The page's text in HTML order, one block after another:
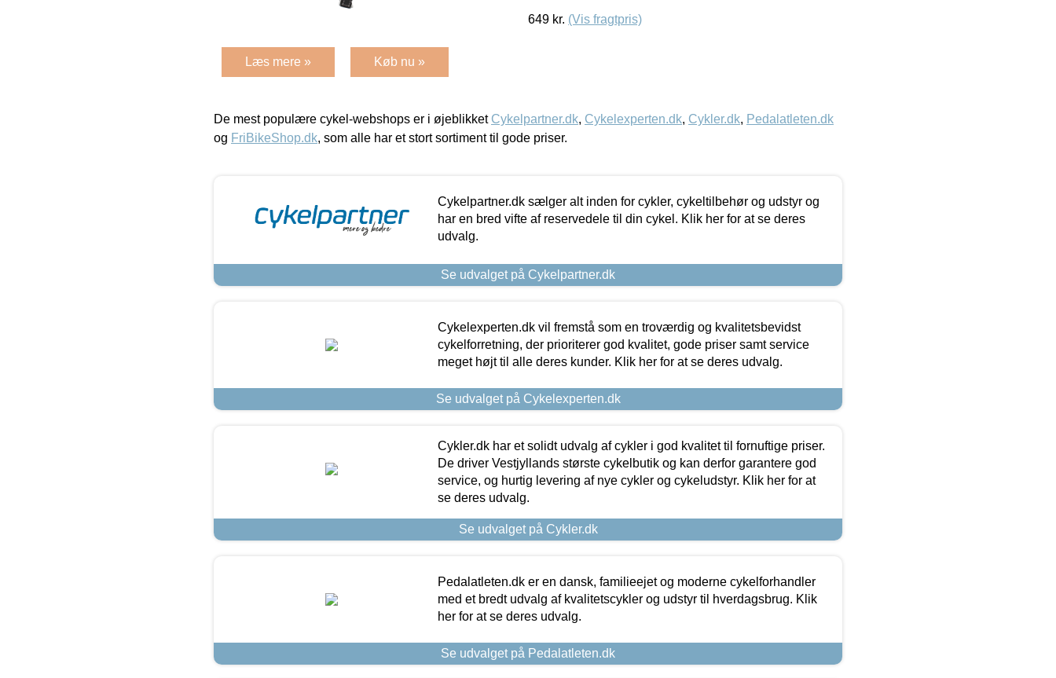
649 kr. (Vis fragtpris)
Læs mere » Køb nu »
De mest populære cykel-webshops er i øjeblikket Cykelpartner.dk, Cykelexperten.dk, Cykler.dk, Pedalatleten.dk
og FriBikeShop.dk, som alle har et stort sortiment til gode priser.
Cykelpartner.dk sælger alt inden for cykler, cykeltilbehør og udstyr og
har en bred vifte af reservedele til din cykel. Klik her for at se deres
udvalg.
Se udvalget på Cykelpartner.dk
Cykelexperten.dk vil fremstå som en troværdig og kvalitetsbevidst
cykelforretning, der prioriterer god kvalitet, gode priser samt service
meget højt til alle deres kunder. Klik her for at se deres udvalg.
Se udvalget på Cykelexperten.dk
Cykler.dk har et solidt udvalg af cykler i god kvalitet til fornuftige priser.
De driver Vestjyllands største cykelbutik og kan derfor garantere god
service, og hurtig levering af nye cykler og cykeludstyr. Klik her for at
se deres udvalg.
Se udvalget på Cykler.dk
Pedalatleten.dk er en dansk, familieejet og moderne cykelforhandler
med et bredt udvalg af kvalitetscykler og udstyr til hverdagsbrug. Klik
her for at se deres udvalg.
Se udvalget på Pedalatleten.dk